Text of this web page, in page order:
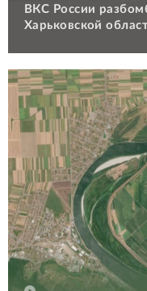
ВКС России
Харьковской